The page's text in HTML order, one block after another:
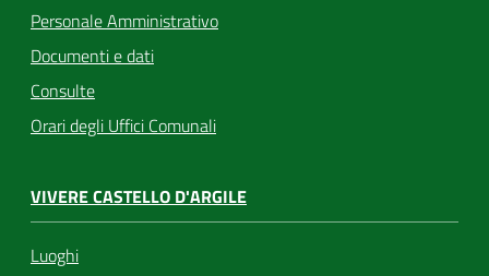
Personale Amministrativo
Documenti e dati
Consulte
Orari degli Uffici Comunali
VIVERE CASTELLO D'ARGILE
Luoghi